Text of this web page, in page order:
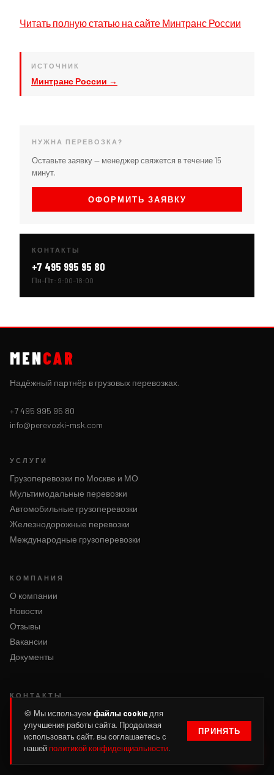
Читать полную статью на сайте Минтранс России
ИСТОЧНИК
Минтранс России →
НУЖНА ПЕРЕВОЗКА?
Оставьте заявку — менеджер свяжется в течение 15
минут.
ОФОРМИТЬ ЗАЯВКУ
КОНТАКТЫ
+7 495 995 95 80
Пн–Пт: 9:00–18:00
MENCAR
Надёжный партнёр в грузовых перевозках.
+7 495 995 95 80
info@perevozki-msk.com
УСЛУГИ
Грузоперевозки по Москве и МО
Мультимодальные перевозки
Автомобильные грузоперевозки
Железнодорожные перевозки
Международные грузоперевозки
КОМПАНИЯ
О компании
Новости
Отзывы
Вакансии
Документы
КОНТАКТЫ
Написать нам
Оформить заявку
🍪 Мы используем файлы cookie для
улучшения работы сайта. Продолжая
использовать сайт, вы соглашаетесь с
нашей политикой конфиденциальности.
ПРИНЯТЬ